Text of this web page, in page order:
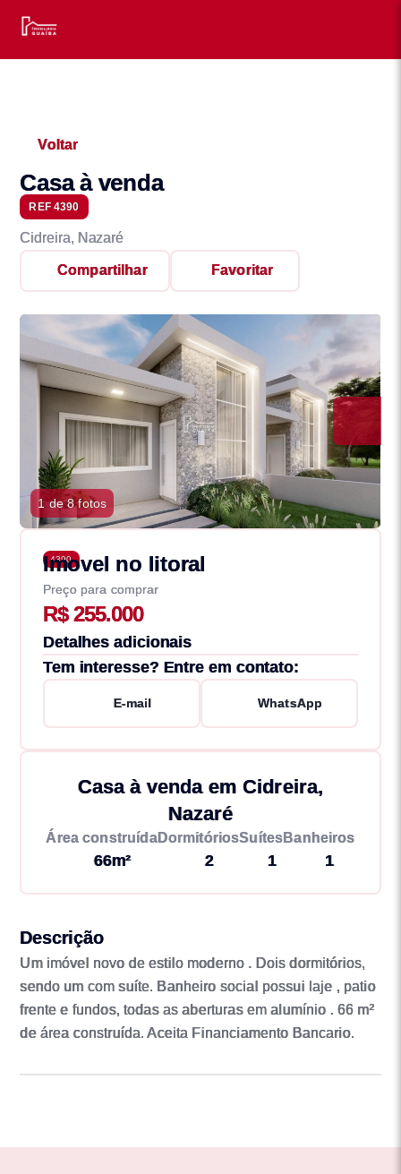
Voltar
Casa à venda
REF 4390
Cidreira, Nazaré
Compartilhar Favoritar
1 de 8 fotos
4390
Imovel no litoral
Preço para comprar
R$ 255.000
Detalhes adicionais
Tem interesse? Entre em contato:
E-mail WhatsApp
Casa à venda em Cidreira,
Nazaré
Área construída
66m²
Dormitórios
2
Suítes
1
Banheiros
1
Descrição
Um imóvel novo de estilo moderno . Dois dormitórios,
sendo um com suíte. Banheiro social possui laje , patio
frente e fundos, todas as aberturas em alumínio . 66 m²
de área construída. Aceita Financiamento Bancario.